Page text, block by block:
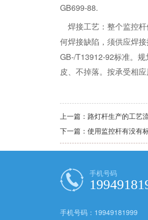
GB699-88.
焊接工艺：整个监控
何焊接缺陷，须供应焊
GB-/T13912-92标准。规
皮、不掉落。按承受相
上一篇： 路灯杆生产的工艺
下一篇： 使用监控杆有没有
手机号码
手机号码：19949181999